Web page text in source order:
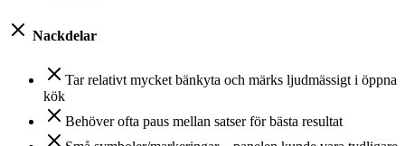
Nackdelar
Tar relativt mycket bänkyta och märks ljudmässigt i öppna
kök
Behöver ofta paus mellan satser för bästa resultat